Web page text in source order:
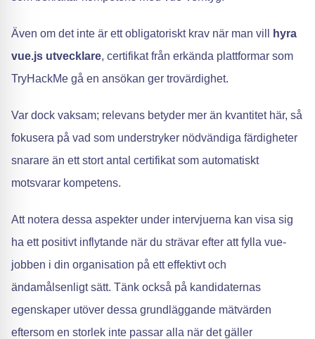
Även om det inte är ett obligatoriskt krav när man vill
hyra
vue.js utvecklare, certifikat från erkända plattformar som
TryHackMe gå en ansökan ger trovärdighet.
Var dock vaksam; relevans betyder mer än kvantitet här, så
fokusera på vad som understryker nödvändiga färdigheter
snarare än ett stort antal certifikat som automatiskt
motsvarar kompetens.
Att notera dessa aspekter under intervjuerna kan visa sig
ha ett positivt inflytande när du strävar efter att fylla vue-
jobben i din organisation på ett effektivt och
ändamålsenligt sätt. Tänk också på kandidaternas
egenskaper utöver dessa grundläggande mätvärden
eftersom en storlek inte passar alla när det gäller